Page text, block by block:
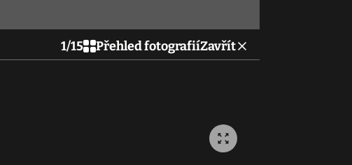
1/15 Přehled fotografiíZavřít